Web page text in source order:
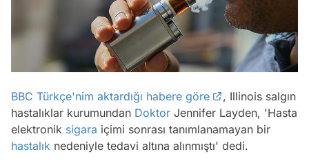
BBC Türkçe'nim aktardığı habere göre
, Illinois salgın
hastalıklar kurumundan Doktor Jennifer Layden, 'Hasta
elektronik sigara içimi sonrası tanımlanamayan bir
hastalık nedeniyle tedavi altına alınmıştı' dedi.